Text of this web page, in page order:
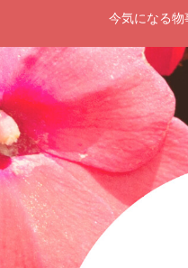
今気になる物